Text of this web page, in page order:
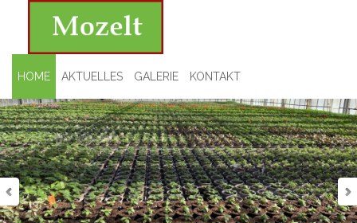
HOME AKTUELLES GALERIE KONTAKT